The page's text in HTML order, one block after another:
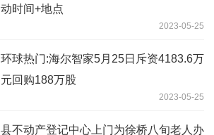
动时间+地点
2023-05-25
环球热门:海尔智家5月25日斥资4183.6万
元回购188万股
2023-05-25
县不动产登记中心上门为徐桥八旬老人办